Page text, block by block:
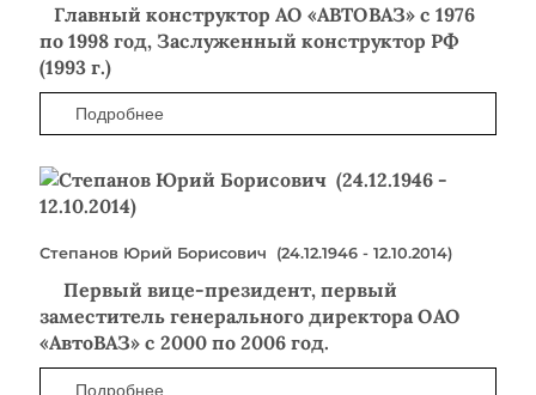
Главный конструктор АО «АВТОВАЗ» с 1976
по 1998 год, Заслуженный конструктор РФ
(1993 г.)
Подробнее
Степанов Юрий Борисович (24.12.1946 - 12.10.2014)
Первый вице-президент, первый
заместитель генерального директора ОАО
«АвтоВАЗ» с 2000 по 2006 год.
Подробнее